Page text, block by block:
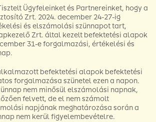
Ügyfeleinket és Partnereinket, hogy a
Zrt. 2024. december 24-27-ig
és elszámolási szünnapot tart,
Zrt. által kezelt befektetési alapok
31-e forgalmazási, értékelési és
befektetési alapok befektetési
forgalmazása szünetel ezen a napon.
nem minősül elszámolási napnak,
felvett, de el nem számolt
napjának meghatározása során a
nem kerül figyelembevételre.